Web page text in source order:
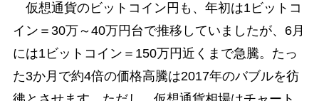
仮想通貨のビットコイン円も、年初は1ビットコ
イン＝30万～40万円台で推移していましたが、6月
には1ビットコイン＝150万円近くまで急騰。たっ
た3か月で約4倍の価格高騰は2017年のバブルを彷